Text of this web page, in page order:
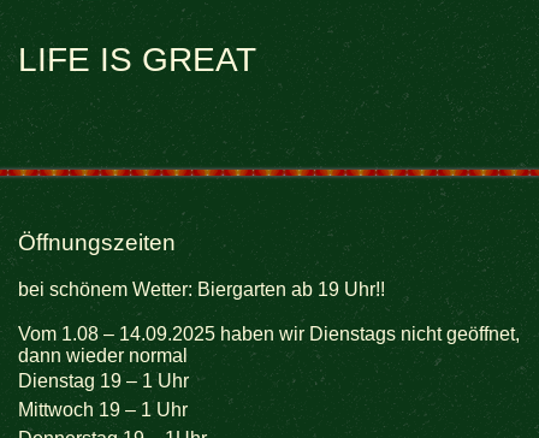
LIFE IS GREAT
Öffnungszeiten
bei schönem Wetter: Biergarten ab 19 Uhr!!
Vom 1.08 – 14.09.2025 haben wir Dienstags nicht geöffnet,
dann wieder normal
Dienstag 19 – 1 Uhr
Mittwoch 19 – 1 Uhr